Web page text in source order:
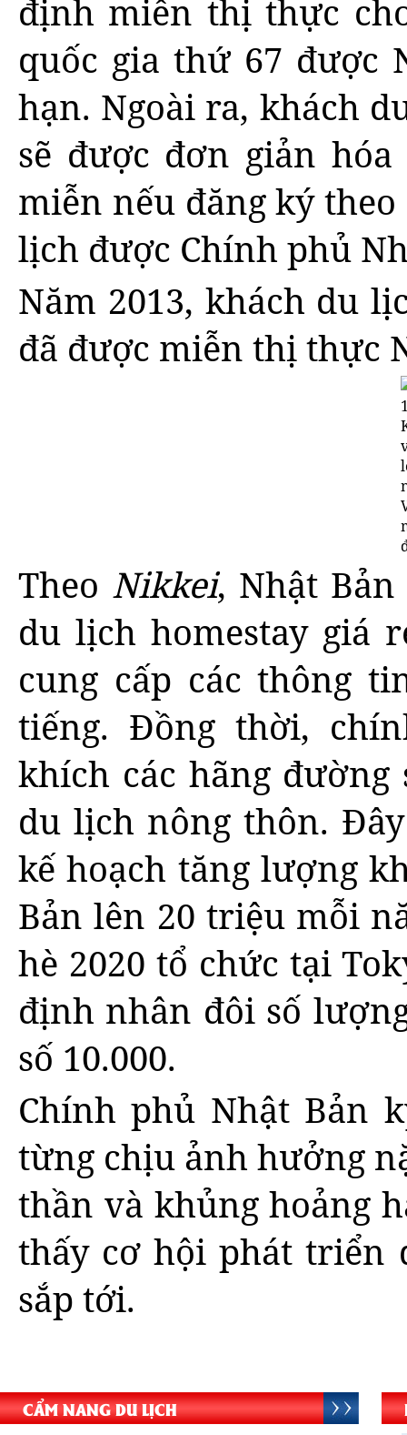
định miễn thị thực
quốc gia thứ 67 được
hạn. Ngoài ra, khách
sẽ được đơn giản
miễn nếu đăng ký
lịch được Chính phủ
Năm 2013, khách du
đã được miễn thị thực
Theo Nikkei, Nhật
du lịch homestay giá
cung cấp các thông
tiếng. Đồng thời,
khích các hãng
du lịch nông thôn.
kế hoạch tăng lượng
Bản lên 20 triệu mỗi
hè 2020 tổ chức tại
định nhân đôi số
số 10.000.
Chính phủ Nhật Bản
từng chịu ảnh hưởng
thần và khủng hoảng
thấy cơ hội phát triển
sắp tới.
CẨM NANG DU LỊCH